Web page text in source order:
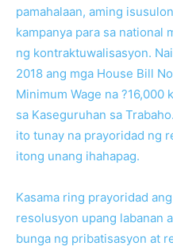
pamahalaan, aming
kampanya para sa national
ng kontraktuwalisasyon.
2018 ang mga House Bill
Minimum Wage na ?16,000
sa Kaseguruhan sa
ito tunay na prayoridad ng
itong unang ihahapag.
Kasama ring prayoridad
resolusyon upang labanan
bunga ng pribatisasyon at